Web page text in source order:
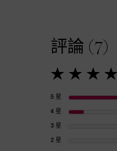
PDP Product Social Links Mobile
評論 (7)
4.9 out of 5 stars.
5 星
4 星
3 星
2 星